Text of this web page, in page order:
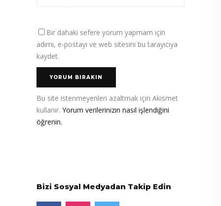
Bir dahaki sefere yorum yapmam için
adımı, e-postayı ve web sitesini bu tarayıcıya
kaydet.
Bu site istenmeyenleri azaltmak için Akismet
kullanır. Yorum verilerinizin nasıl işlendiğini
öğrenin.
Bizi Sosyal Medyadan Takip Edin